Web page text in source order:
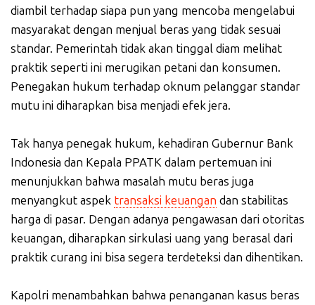
diambil terhadap siapa pun yang mencoba mengelabui
masyarakat dengan menjual beras yang tidak sesuai
standar. Pemerintah tidak akan tinggal diam melihat
praktik seperti ini merugikan petani dan konsumen.
Penegakan hukum terhadap oknum pelanggar standar
mutu ini diharapkan bisa menjadi efek jera.
Tak hanya penegak hukum, kehadiran Gubernur Bank
Indonesia dan Kepala PPATK dalam pertemuan ini
menunjukkan bahwa masalah mutu beras juga
menyangkut aspek transaksi keuangan dan stabilitas
harga di pasar. Dengan adanya pengawasan dari otoritas
keuangan, diharapkan sirkulasi uang yang berasal dari
praktik curang ini bisa segera terdeteksi dan dihentikan.
Kapolri menambahkan bahwa penanganan kasus beras